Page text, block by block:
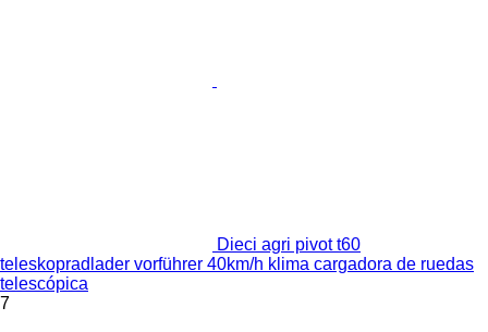
Dieci agri pivot t60
teleskopradlader vorführer 40km/h klima cargadora de ruedas
telescópica
7